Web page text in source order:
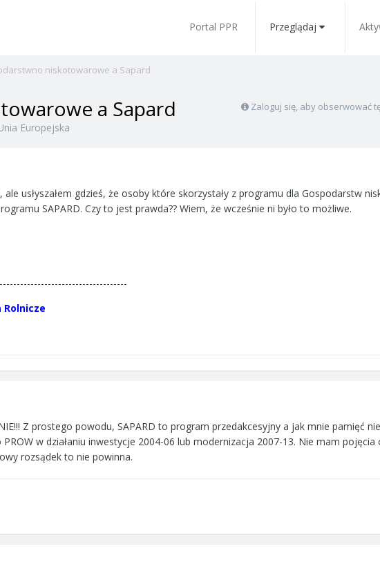
Portal PPR Przeglądaj
niskotowarowe a Sapard
Zaloguj się, aby obserwować
a Sapard
Europejska
usłyszałem gdzieś, że osoby które skorzystały z programu dla Gospodarstw
SAPARD. Czy to jest prawda?? Wiem, że wcześnie ni było to możliwe.
Rolnicze
Z prostego powodu, SAPARD to program przedakcesyjny a jak mnie pamięć
PROW w działaniu inwestycje 2004-06 lub modernizacja 2007-13. Nie mam
rozsądek to nie powinna.